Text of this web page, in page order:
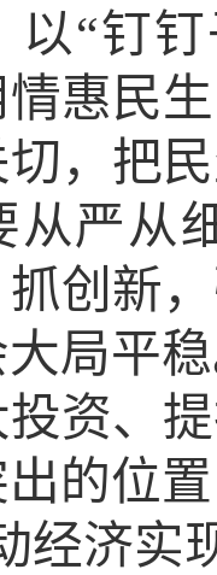
以“钉
惠民
，把
从严从
创新
局平
投资、
的位
经济实